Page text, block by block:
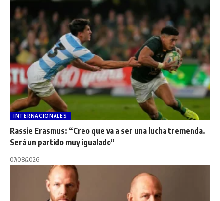
INTERNACIONALES
Rassie Erasmus: “Creo que va a ser una lucha tremenda.
Será un partido muy igualado”
07/08/2026